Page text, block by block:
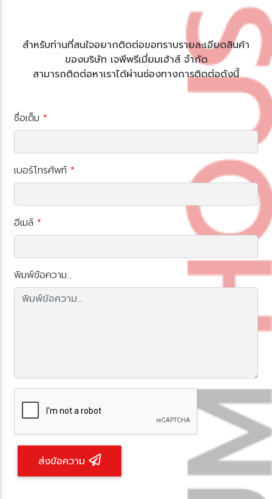
สำหรับท่านที่สนใจอยากติดต่อขอทราบรายละเอียดสินค้า
ของบริษัท เจพีพรีเมี่ยมเฮ้าส์ จำกัด
สามารถติดต่อหาเราได้ผ่านช่องทางการติดต่อดังนี้
ชื่อเต็ม *
เบอร์โทรศัพท์ *
อีเมล์ *
พิมพ์ข้อความ...
ส่งข้อความ